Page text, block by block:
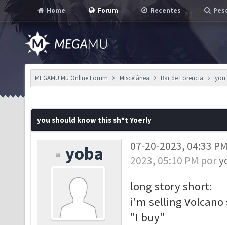
Home Forum Recentes
MEGAMU Mu Online Forum Miscelânea Bar de Lorencia you
you should know this sh*t Yoerly
yoba
07-20-2023, 04:33
2023, 05:10 PM por
long story short:
i'm selling
"I buy"